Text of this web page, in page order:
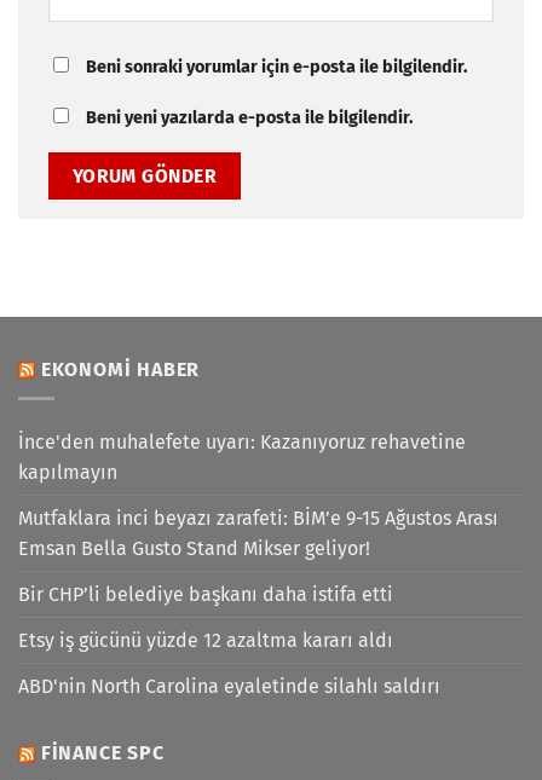
Beni sonraki yorumlar için e-posta ile bilgilendir.
Beni yeni yazılarda e-posta ile bilgilendir.
EKONOMI HABER
İnce'den muhalefete uyarı: Kazanıyoruz rehavetine
kapılmayın
Mutfaklara inci beyazı zarafeti: BİM’e 9-15 Ağustos Arası
Emsan Bella Gusto Stand Mikser geliyor!
Bir CHP’li belediye başkanı daha istifa etti
Etsy iş gücünü yüzde 12 azaltma kararı aldı
ABD'nin North Carolina eyaletinde silahlı saldırı
FINANCE SPC